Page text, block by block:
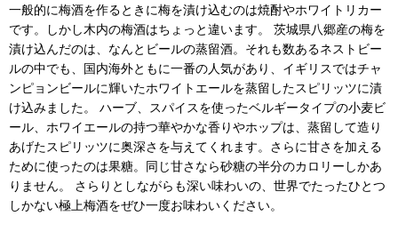
一般的に梅酒を作るときに梅を漬け込むのは焼酎やホワイトリカー
です。しかし木内の梅酒はちょっと違います。 茨城県八郷産の梅を
漬け込んだのは、なんとビールの蒸留酒。それも数あるネストビー
ルの中でも、国内海外ともに一番の人気があり、イギリスではチャ
ンピョンビールに輝いたホワイトエールを蒸留したスピリッツに漬
け込みました。 ハーブ、スパイスを使ったベルギータイプの小麦ビ
ール、ホワイエールの持つ華やかな香りやホップは、蒸留して造り
あげたスピリッツに奥深さを与えてくれます。さらに甘さを加える
ために使ったのは果糖。同じ甘さなら砂糖の半分のカロリーしかあ
りません。 さらりとしながらも深い味わいの、世界でたったひとつ
しかない極上梅酒をぜひ一度お味わいください。